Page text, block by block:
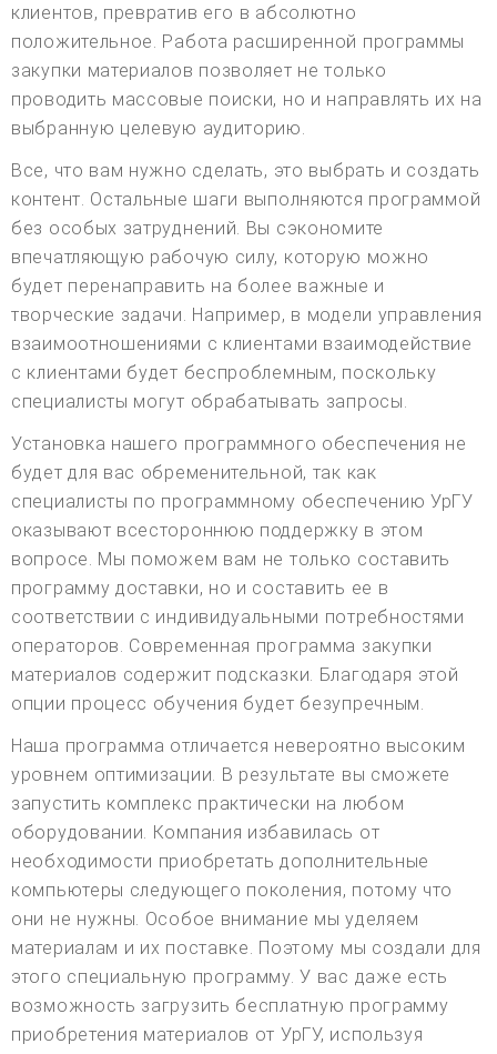
клиентов, превратив его в абсолютно
положительное. Работа расширенной программы
закупки материалов позволяет не только
проводить массовые поиски, но и направлять их на
выбранную целевую аудиторию.
Все, что вам нужно сделать, это выбрать и создать
контент. Остальные шаги выполняются программой
без особых затруднений. Вы сэкономите
впечатляющую рабочую силу, которую можно
будет перенаправить на более важные и
творческие задачи. Например, в модели управления
взаимоотношениями с клиентами взаимодействие
с клиентами будет беспроблемным, поскольку
специалисты могут обрабатывать запросы.
Установка нашего программного обеспечения не
будет для вас обременительной, так как
специалисты по программному обеспечению УрГУ
оказывают всестороннюю поддержку в этом
вопросе. Мы поможем вам не только составить
программу доставки, но и составить ее в
соответствии с индивидуальными потребностями
операторов. Современная программа закупки
материалов содержит подсказки. Благодаря этой
опции процесс обучения будет безупречным.
Наша программа отличается невероятно высоким
уровнем оптимизации. В результате вы сможете
запустить комплекс практически на любом
оборудовании. Компания избавилась от
необходимости приобретать дополнительные
компьютеры следующего поколения, потому что
они не нужны. Особое внимание мы уделяем
материалам и их поставке. Поэтому мы создали для
этого специальную программу. У вас даже есть
возможность загрузить бесплатную программу
приобретения материалов от УрГУ, используя